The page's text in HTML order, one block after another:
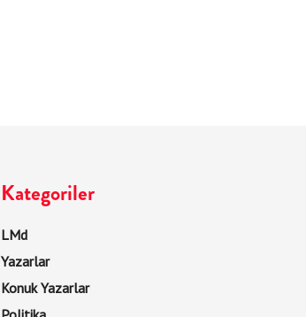
Kategoriler
LMd
Yazarlar
Konuk Yazarlar